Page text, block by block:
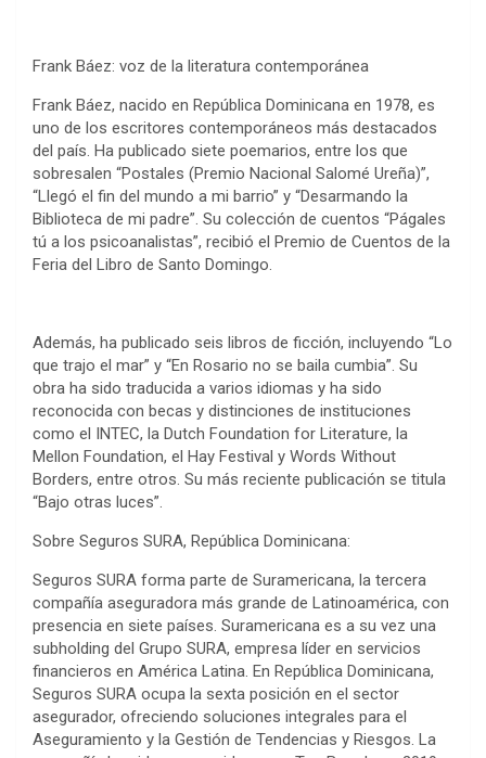
Frank Báez: voz de la literatura contemporánea
Frank Báez, nacido en República Dominicana en 1978, es
uno de los escritores contemporáneos más destacados
del país. Ha publicado siete poemarios, entre los que
sobresalen “Postales (Premio Nacional Salomé Ureña)”,
“Llegó el fin del mundo a mi barrio” y “Desarmando la
Biblioteca de mi padre”. Su colección de cuentos “Págales
tú a los psicoanalistas”, recibió el Premio de Cuentos de la
Feria del Libro de Santo Domingo.
Además, ha publicado seis libros de ficción, incluyendo “Lo
que trajo el mar” y “En Rosario no se baila cumbia”. Su
obra ha sido traducida a varios idiomas y ha sido
reconocida con becas y distinciones de instituciones
como el INTEC, la Dutch Foundation for Literature, la
Mellon Foundation, el Hay Festival y Words Without
Borders, entre otros. Su más reciente publicación se titula
“Bajo otras luces”.
Sobre Seguros SURA, República Dominicana:
Seguros SURA forma parte de Suramericana, la tercera
compañía aseguradora más grande de Latinoamérica, con
presencia en siete países. Suramericana es a su vez una
subholding del Grupo SURA, empresa líder en servicios
financieros en América Latina. En República Dominicana,
Seguros SURA ocupa la sexta posición en el sector
asegurador, ofreciendo soluciones integrales para el
Aseguramiento y la Gestión de Tendencias y Riesgos. La